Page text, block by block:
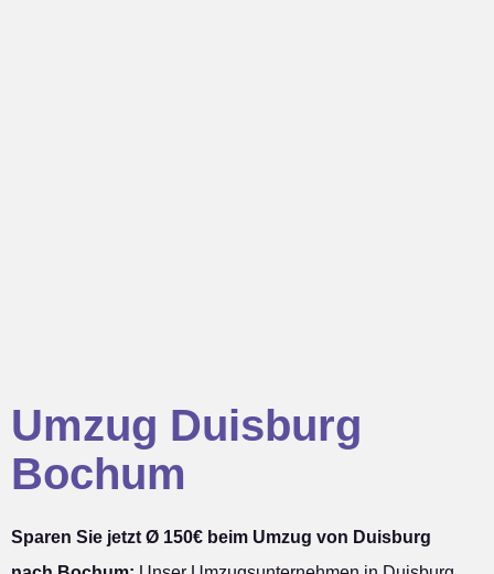
Umzug Duisburg
Bochum
Sparen Sie jetzt Ø 150€ beim Umzug von Duisburg